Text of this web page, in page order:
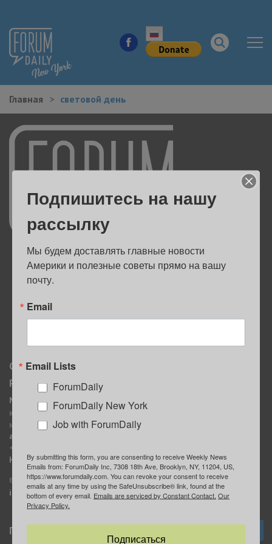
КУДА ПОЙТИ В ГОРОДЕ
ЗДОРОВЬЕ
РАБОТА И БИЗНЕС
ЖИЛЬЕ
ОБРАЗОВАНИЕ
Главная световой день
О нас
Реклама
MediaKit
Контактное лицо:
Марина Баранчук
ad@forumdaily.com
+1 347-604-1261
Наши рекламодатели
E-mail редакции:
info@forumdaily.com
Группа “ИЩУ СОВЕТА”
ForumDaily
Подписка
Подпишитесь на нашу
рассылку
Мы будем доставлять главные новости
Америки и полезные советы прямо на вашу
почту.
Email
Email Lists
ForumDaily
ForumDaily New York
Job with ForumDaily
By submitting this form, you are consenting to receive Weekly News
Emails from: ForumDaily Inc, 7308 18th Ave, Brooklyn, NY, 11204, US,
https://www.forumdaily.com. You can revoke your consent to receive
emails at any time by using the SafeUnsubscribe® link, found at the
bottom of every email. Emails are serviced by Constant Contact. Our
Privacy Policy.
Подписаться